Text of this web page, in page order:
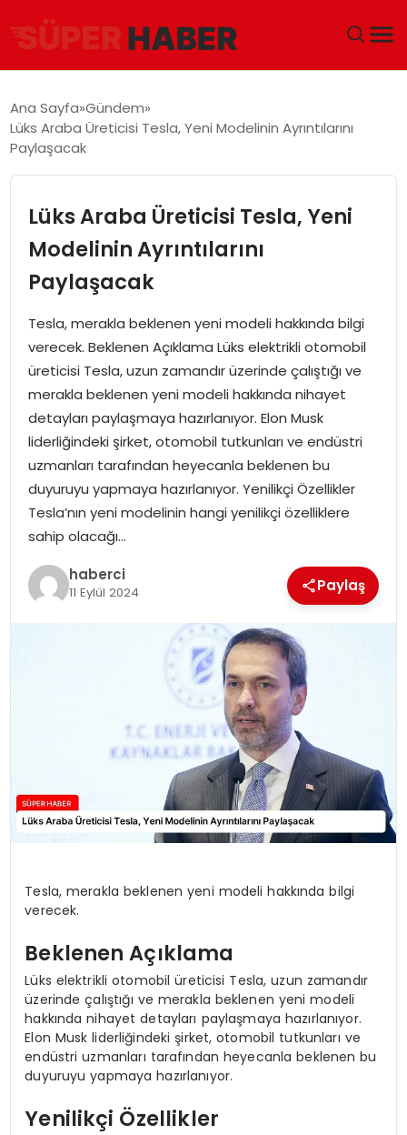
GÜNDEM
EKONOMI
MAGAZIN
SAĞLIK
SIYASET
SPOR
TEKNOLOJI
YAŞAM
Ana Sayfa Gündem
Lüks Araba Üreticisi Tesla, Yeni Modelinin Ayrıntılarını
Paylaşacak
Lüks Araba Üreticisi Tesla, Yeni
Modelinin Ayrıntılarını
Paylaşacak
Tesla, merakla beklenen yeni modeli hakkında bilgi
verecek. Beklenen Açıklama Lüks elektrikli otomobil
üreticisi Tesla, uzun zamandır üzerinde çalıştığı ve
merakla beklenen yeni modeli hakkında nihayet
detayları paylaşmaya hazırlanıyor. Elon Musk
liderliğindeki şirket, otomobil tutkunları ve endüstri
uzmanları tarafından heyecanla beklenen bu
duyuruyu yapmaya hazırlanıyor. Yenilikçi Özellikler
Tesla’nın yeni modelinin hangi yenilikçi özelliklere
sahip olacağı…
haberci
11 Eylül 2024 Paylaş
Tesla, merakla beklenen yeni modeli hakkında bilgi
verecek.
Beklenen Açıklama
Lüks elektrikli otomobil üreticisi Tesla, uzun zamandır
üzerinde çalıştığı ve merakla beklenen yeni modeli
hakkında nihayet detayları paylaşmaya hazırlanıyor.
Elon Musk liderliğindeki şirket, otomobil tutkunları ve
endüstri uzmanları tarafından heyecanla beklenen bu
duyuruyu yapmaya hazırlanıyor.
Yenilikçi Özellikler